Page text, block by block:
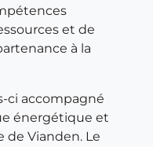
et de
à la
ci accompagné
énergétique et
de Vianden. Le